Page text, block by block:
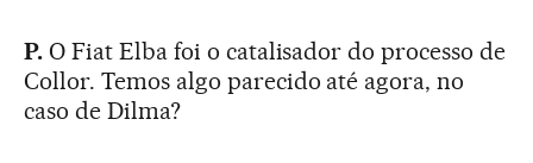
P.O Fiat Elba foi o catalisador do processo de
Collor. Temos algo parecido até agora, no
caso de Dilma?